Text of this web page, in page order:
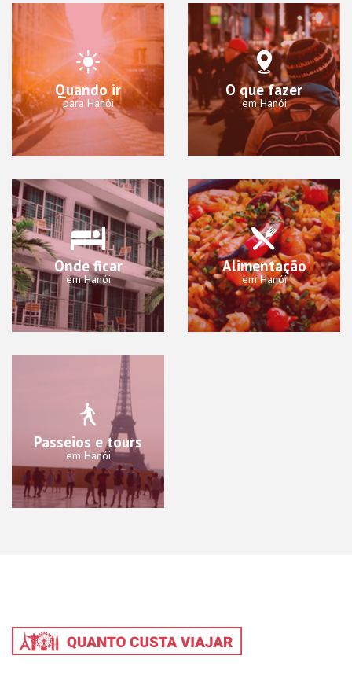
Quando ir
para Hanói
O que fazer
em Hanói
Onde ficar
em Hanói
Alimentação
em Hanói
Passeios e tours
em Hanói